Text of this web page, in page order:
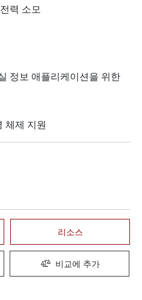
력 소모
정보 애플리케이션을 위한
체제 지원
리소스
비교에 추가